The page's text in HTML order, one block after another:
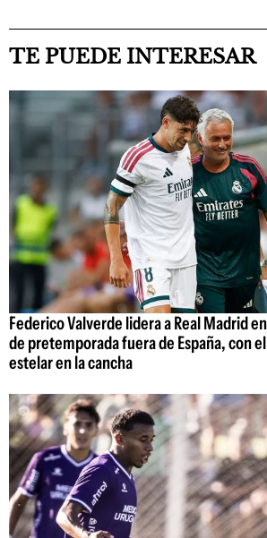
TE PUEDE INTERESAR
Federico Valverde lidera a Real Madrid
de pretemporada fuera de España, con
estelar en la cancha